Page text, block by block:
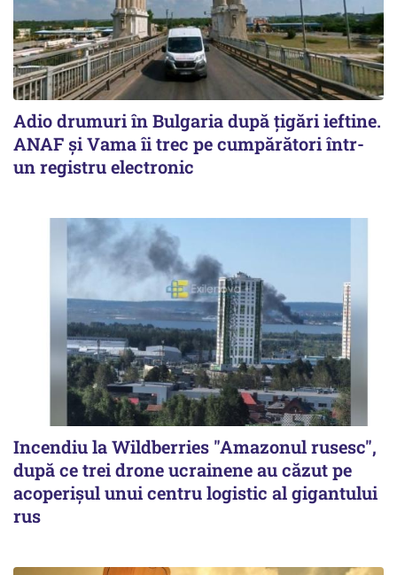
Adio drumuri în Bulgaria după țigări ieftine.
ANAF și Vama îi trec pe cumpărători într-
un registru electronic
Incendiu la Wildberries "Amazonul rusesc",
după ce trei drone ucrainene au căzut pe
acoperişul unui centru logistic al gigantului
rus